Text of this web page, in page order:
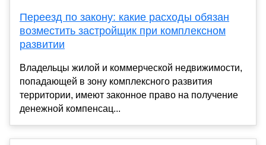
Переезд по закону: какие расходы обязан
возместить застройщик при комплексном
развитии
Владельцы жилой и коммерческой недвижимости,
попадающей в зону комплексного развития
территории, имеют законное право на получение
денежной компенсац...